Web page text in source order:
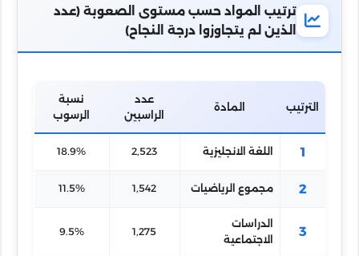
ترتيب المواد حسب مستوى الصعوبة (عدد
الذين لم يتجاوزوا درجة النجاح)
الترتيب المادة
عدد
الراسبين
نسبة
الرسوب
1 اللغة الانجليزية 2,523
18.9%
2 مجموع الرياضيات 1,542
11.5%
3
الدراسات
الاجتماعية
1,275
9.5%